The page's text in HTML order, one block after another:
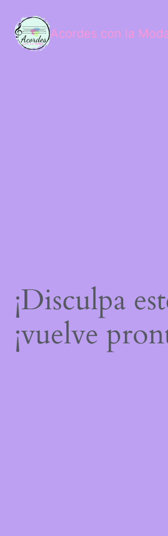
Acordes con la
¡Disculpa
¡vuelve